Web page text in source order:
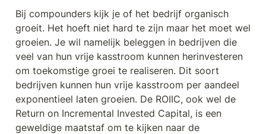
Bij compounders kijk je of het bedrijf organisch
groeit. Het hoeft niet hard te zijn maar het moet wel
groeien. Je wil namelijk beleggen in bedrijven die
veel van hun vrije kasstroom kunnen herinvesteren
om toekomstige groei te realiseren. Dit soort
bedrijven kunnen hun vrije kasstroom per aandeel
exponentieel laten groeien. De ROIIC, ook wel de
Return on Incremental Invested Capital, is een
geweldige maatstaf om te kijken naar de